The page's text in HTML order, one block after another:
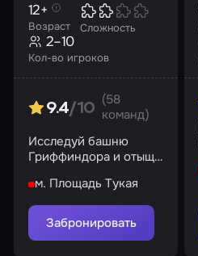
Возраст
12+
Сложность
Кол-во игроков
2–10
9.4/10
(58
команд)
Исследуй башню
Гриффиндора и отыщи
м. Площадь Тукая
Забронировать